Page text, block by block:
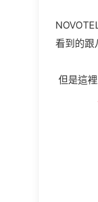
看到的跟
但是這